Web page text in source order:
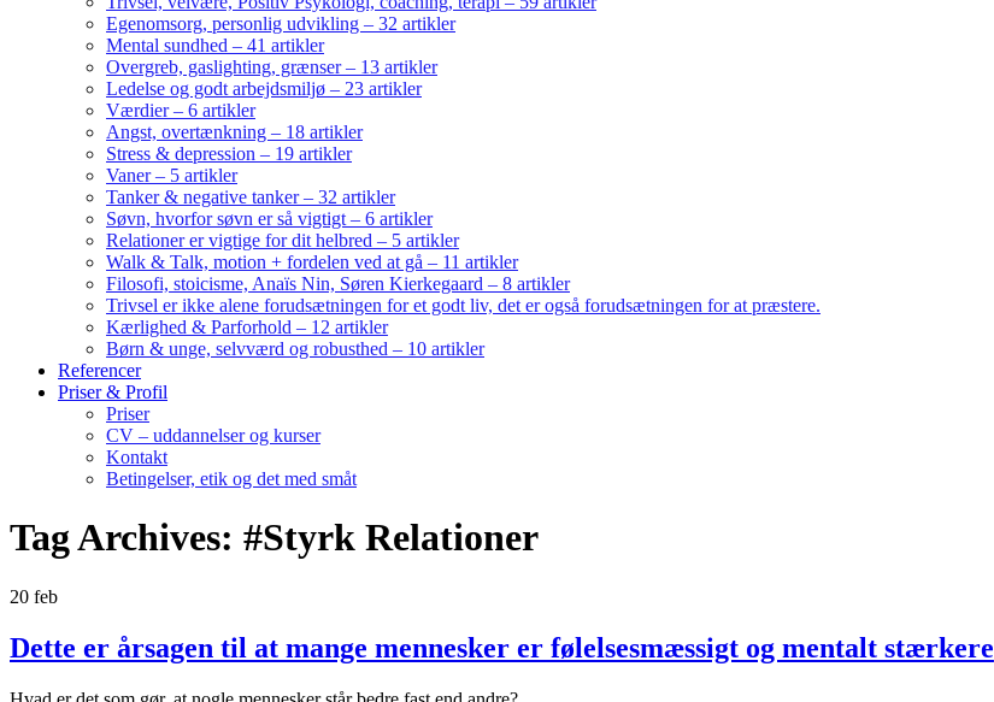
Egenomsorg, personlig udvikling – 32 artikler
Mental sundhed – 41 artikler
Overgreb, gaslighting, grænser – 13 artikler
Ledelse og godt arbejdsmiljø – 23 artikler
Værdier – 6 artikler
Angst, overtænkning – 18 artikler
Stress & depression – 19 artikler
Vaner – 5 artikler
Tanker & negative tanker – 32 artikler
Søvn, hvorfor søvn er så vigtigt – 6 artikler
Relationer er vigtige for dit helbred – 5 artikler
Walk & Talk, motion + fordelen ved at gå – 11 artikler
Filosofi, stoicisme, Anaïs Nin, Søren Kierkegaard – 8 artikler
Trivsel er ikke alene forudsætningen for et godt liv, det er også forudsætningen for at præstere.
Kærlighed & Parforhold – 12 artikler
Børn & unge, selvværd og robusthed – 10 artikler
Referencer
Priser & Profil
Priser
CV – uddannelser og kurser
Kontakt
Betingelser, etik og det med småt
Tag Archives: #Styrk Relationer
20 feb
Dette er årsagen til at mange mennesker er følelsesmæssigt og mentalt stærkere